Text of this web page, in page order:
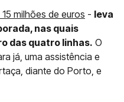
milhões de euros - leva
nas quais
das quatro linhas. O
já, uma assistência e
diante do Porto, e